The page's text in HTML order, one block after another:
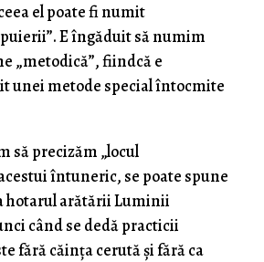
el poate fi numit
E îngăduit să numim
„metodică”, fiindcă e
unei metode special întocmite
să precizăm „locul
întuneric, se poate spune
hotarul arătării Luminii
când se dedă practicii
fără căinţa cerută şi fără ca